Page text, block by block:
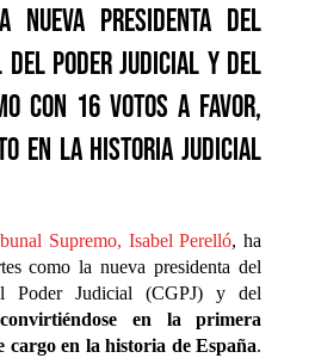
nueva presidenta del
del Poder Judicial y del
con 16 votos a favor,
en la historia judicial
Supremo, Isabel Perelló, ha
como la nueva presidenta del
Poder Judicial (CGPJ) y del
convirtiéndose en la primera
cargo en la historia de España.